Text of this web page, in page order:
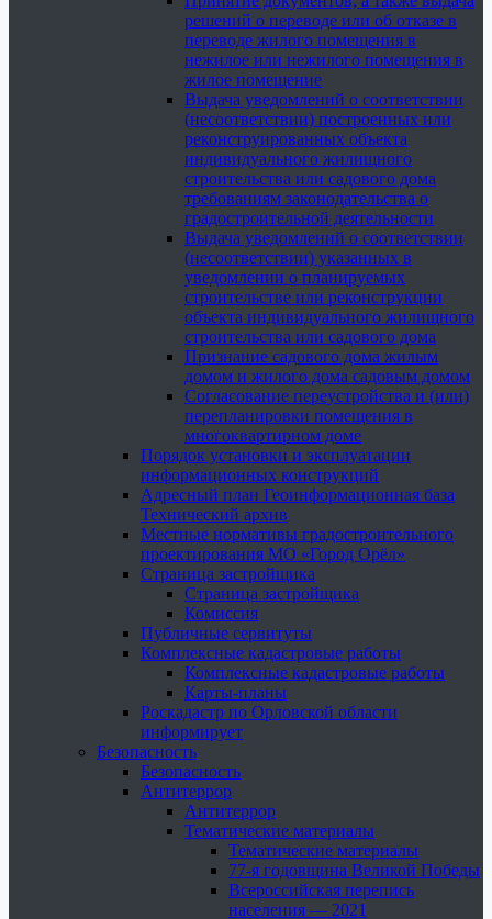
решений о переводе или об отказе в
переводе жилого помещения в
нежилое или нежилого помещения в
жилое помещение
Выдача уведомлений о соответствии
(несоответствии) построенных или
реконструированных объекта
индивидуального жилищного
строительства или садового дома
требованиям законодательства о
градостроительной деятельности
Выдача уведомлений о соответствии
(несоответствии) указанных в
уведомлении о планируемых
строительстве или реконструкции
объекта индивидуального жилищного
строительства или садового дома
Признание садового дома жилым
домом и жилого дома садовым домом
Согласование переустройства и (или)
перепланировки помещения в
многоквартирном доме
Порядок установки и эксплуатации
информационных конструкций
Адресный план Геоинформационная база
Технический архив
Местные нормативы градостроительного
проектирования МО «Город Орёл»
Страница застройщика
Страница застройщика
Комиссия
Публичные сервитуты
Комплексные кадастровые работы
Комплексные кадастровые работы
Карты-планы
Роскадастр по Орловской области
информирует
Безопасность
Безопасность
Антитеррор
Антитеррор
Тематические материалы
Тематические материалы
77-я годовщина Великой Победы
Всероссийская перепись
населения — 2021